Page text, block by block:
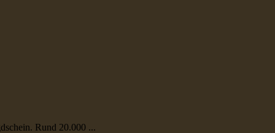
Rund 20.000 ...